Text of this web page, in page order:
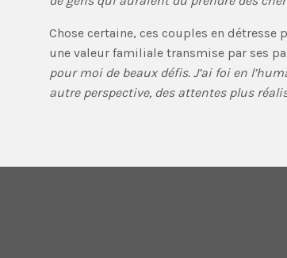
Chose certaine, ces couples en
une valeur familiale transmise par ses
pour moi de beaux défis. J’ai foi en
autre perspective, des attentes plus